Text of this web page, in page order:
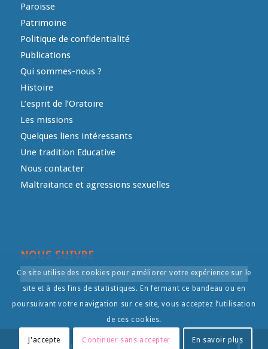
Paroisse
Patrimoine
Politique de confidentialité
Publications
Qui sommes-nous ?
Histoire
L’esprit de l’Oratoire
Les missions
Quelques liens intéressants
Une tradition Educative
Nous contacter
Maltraitance et agressions sexuelles
NOUS SUIVRE
© Copyright - L'Oratoire- - by
Ce site utilise des cookies pour améliorer votre expérience sur le
site et à des fins de statistiques. En fermant ce bandeau ou en
poursuivant votre navigation sur ce site, vous acceptez l’utilisation
de ces cookies.
J'accepte Continuer sans accepter En savoir plus